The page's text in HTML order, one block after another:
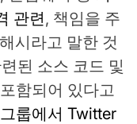
관련, 책임을 주
시라고 말한 것
된 소스 코드 및
함되어 있다고
그룹에서 Twitter